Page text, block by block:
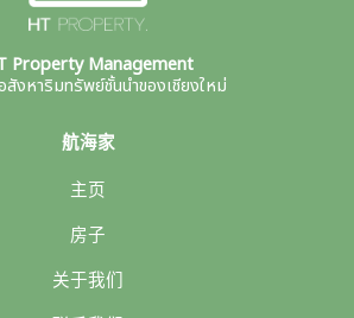
Property Management
งหาริมทรัพย์ชั้นนำของเชียงใหม่
航海家
主页
房子
关于我们